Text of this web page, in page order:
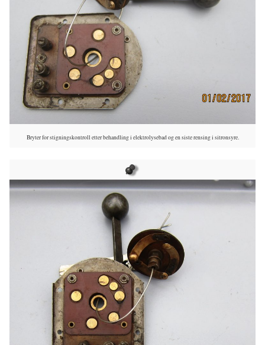
Bryter for stigningskontroll etter behandling i elektrolysebad og en siste rensing i sitronsyre.